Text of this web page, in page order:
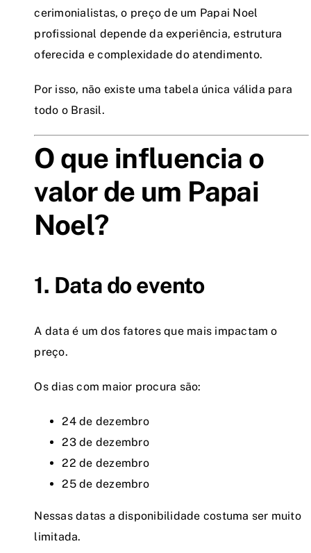
cerimonialistas, o preço de um Papai Noel
profissional depende da experiência, estrutura
oferecida e complexidade do atendimento.
Por isso, não existe uma tabela única válida para
todo o Brasil.
O que influencia o
valor de um Papai
Noel?
1. Data do evento
A data é um dos fatores que mais impactam o
preço.
Os dias com maior procura são:
24 de dezembro
23 de dezembro
22 de dezembro
25 de dezembro
Nessas datas a disponibilidade costuma ser muito
limitada.